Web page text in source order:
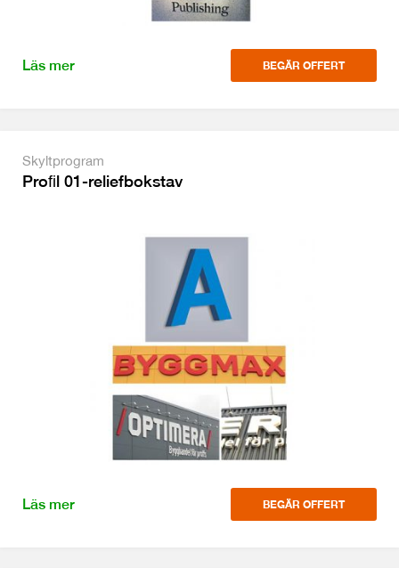
Läs mer BEGÄR OFFERT
Skyltprogram
Proﬁl 01-reliefbokstav
Läs mer BEGÄR OFFERT